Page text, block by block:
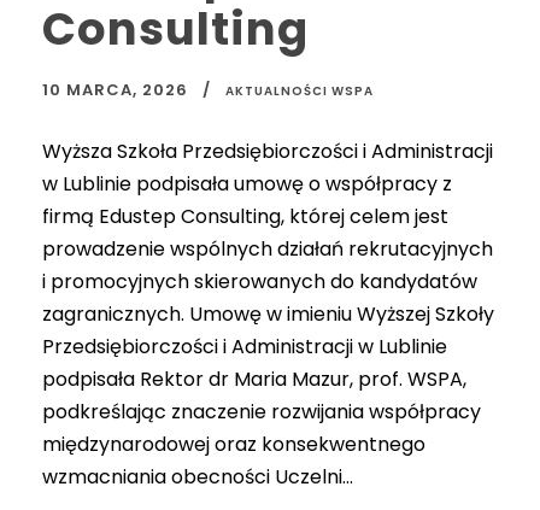
Consulting
10 MARCA, 2026 AKTUALNOŚCI WSPA
Wyższa Szkoła Przedsiębiorczości i Administracji
w Lublinie podpisała umowę o współpracy z
firmą Edustep Consulting, której celem jest
prowadzenie wspólnych działań rekrutacyjnych
i promocyjnych skierowanych do kandydatów
zagranicznych. Umowę w imieniu Wyższej Szkoły
Przedsiębiorczości i Administracji w Lublinie
podpisała Rektor dr Maria Mazur, prof. WSPA,
podkreślając znaczenie rozwijania współpracy
międzynarodowej oraz konsekwentnego
wzmacniania obecności Uczelni...